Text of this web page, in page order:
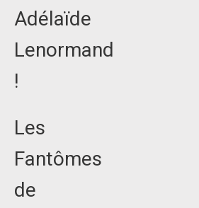
Adélaïde
Lenormand
!
Les
Fantômes
de